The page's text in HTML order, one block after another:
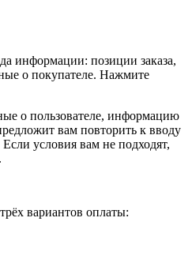
информации: позиции заказа,
о покупателе. Нажмите
о пользователе, информацию
вам повторить к вводу
условия вам не подходят,
вариантов оплаты: